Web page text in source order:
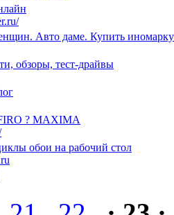
Авто даме. Купить иномарку
обзоры, тест-драйвы
? MAXIMA
обои на рабочий стол